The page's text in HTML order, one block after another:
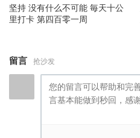
坚持 没有什么不可能 毎天十公
里打卡 第四百零一周
留言 抢沙发